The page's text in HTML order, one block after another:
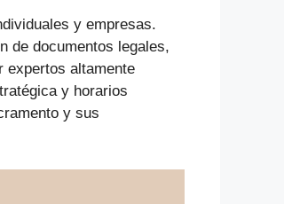
y empresas.
de documentos legales,
expertos altamente
y horarios
y sus